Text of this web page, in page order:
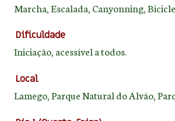
Marcha, Escalada, Canyonning,
Dificuldade
Iniciação, acessível a todos.
Local
Lamego, Parque Natural do Alvão,